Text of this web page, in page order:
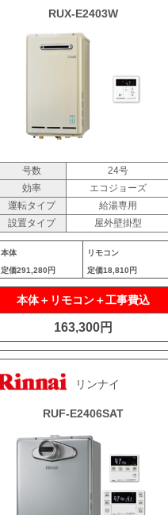
RUX-E2403W
号数
24号
効率
エコジョーズ
運転タイプ
給湯専用
設置タイプ
屋外壁掛型
本体
定価291,280円
リモコン
定価18,810円
本体＋リモコン＋工事費込
163,300円
リンナイ
RUF-E2406SAT